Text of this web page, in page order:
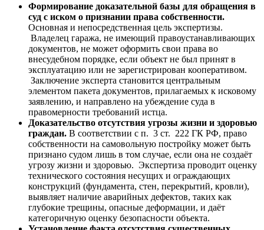
Формирование доказательной базы для обращения в
суд с иском о признании права собственности.
Основная и непосредственная цель экспертизы.
Владелец гаража, не имеющий правоустанавливающих
документов, не может оформить свои права во
внесудебном порядке, если объект не был принят в
эксплуатацию или не зарегистрирован кооперативом.
Заключение эксперта становится центральным
элементом пакета документов, прилагаемых к исковому
заявлению, и направлено на убеждение суда в
правомерности требований истца.
Доказательство отсутствия угрозы жизни и здоровью
граждан. В соответствии с п. 3 ст. 222 ГК РФ, право
собственности на самовольную постройку может быть
признано судом лишь в том случае, если она не создаёт
угрозу жизни и здоровью. Экспертиза проводит оценку
технического состояния несущих и ограждающих
конструкций (фундамента, стен, перекрытий, кровли),
выявляет наличие аварийных дефектов, таких как
глубокие трещины, опасные деформации, и даёт
категоричную оценку безопасности объекта.